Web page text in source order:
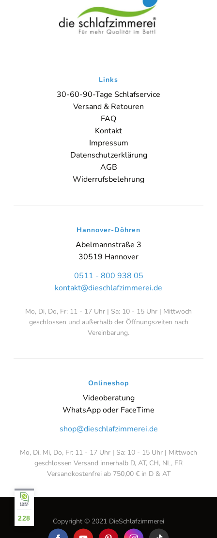
Links
30-60-90-Tage Schlafservice
Versand & Retouren
FAQ
Kontakt
Impressum
Datenschutzerklärung
AGB
Widerrufsbelehrung
Hannover-Döhren
Abelmannstraße 3
30519 Hannover
0511 - 800 938 05
kontakt@dieschlafzimmerei.de
Mo, Di, Do, Fr: 11 - 17 Uhr | Sa: 10 - 15 Uhr | Mittwoch
geschlossen und außerhalb der Öffnungszeiten nach
Vereinbarung.
Onlineshop
Videoberatung
WhatsApp oder FaceTime
shop@dieschlafzimmerei.de
Mo, Di, Mi, Do, Fr: 11 - 17 Uhr | Sa: 10 - 15 Uhr | Mittwoch
geschlossen Versand innerhalb D, AT, CH, NL, FR
Versandkostenfrei ab 750,00 € in D & AT
Copyright © 2021 DieSchlafzimmerei
228